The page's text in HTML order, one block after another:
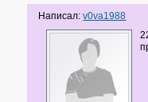
Написал:v0va1988